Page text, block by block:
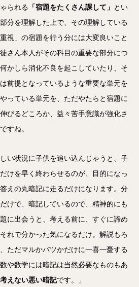
られる 「宿題をたくさん課して」 とい
分を理解した上で、その理解している
視」の宿題を行う分には大変良いこと
さん本人がその科目の重要な部分につ
かしら消化不良を起こしていたり、そ
前提となっているような重要な単元を
っている単元を、ただやたらと宿題に
びるどころか、益々苦手意識が強化さ
すね。
い状況に子供を追い込んじゃうと、子
けを早く終わらせるのが、目的になっ
えの丸暗記に走るだけになります。分
けで、暗記しているので、精神的にも
に出会うと、考える前に、すぐに諦め
れで分かった気になるだけ。解説もろ
ただマルかバツかだけに一喜一憂する
や数学には暗記は当然必要なものもあ
えない悪い暗記です。」